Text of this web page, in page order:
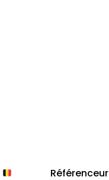
Référenceur